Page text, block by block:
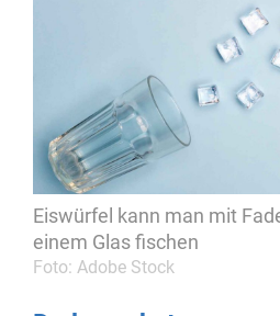
Eiswürfel kann man mit
einem Glas fischen
Foto: Adobe Stock